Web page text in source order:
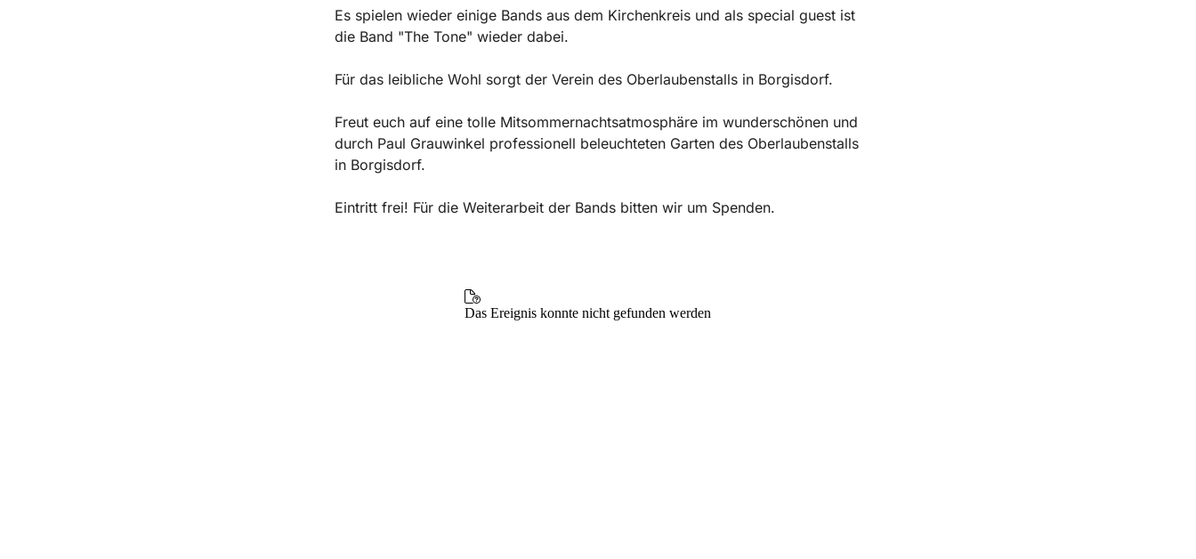
Es spielen wieder einige Bands aus dem Kirchenkreis und als special guest ist
die Band "The Tone" wieder dabei.
Für das leibliche Wohl sorgt der Verein des Oberlaubenstalls in Borgisdorf.
Freut euch auf eine tolle Mitsommernachtsatmosphäre im wunderschönen und
durch Paul Grauwinkel professionell beleuchteten Garten des Oberlaubenstalls
in Borgisdorf.
Eintritt frei! Für die Weiterarbeit der Bands bitten wir um Spenden.